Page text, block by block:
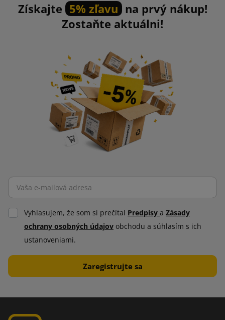
Získajte 5% zľavu na prvý nákup!
Zostaňte aktuálni!
Vyhlasujem, že som si prečítal Predpisy a Zásady
ochrany osobných údajov obchodu a súhlasím s ich
ustanoveniami.